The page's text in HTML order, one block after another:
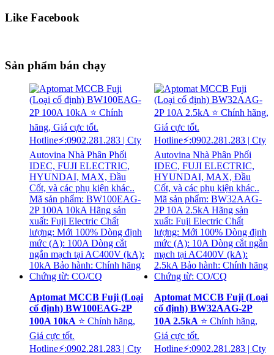
Like Facebook
Sản phẩm bán chạy
Aptomat MCCB Fuji (Loại
cố định) BW100EAG-2P
100A 10kA ⭐ Chính hãng,
Giá cực tốt.
Hotline⚡:0902.281.283 | Cty
Aptomat MCCB Fuji (Loại
cố định) BW32AAG-2P
10A 2.5kA ⭐ Chính hãng,
Giá cực tốt.
Hotline⚡:0902.281.283 | Cty